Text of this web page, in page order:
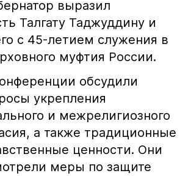
выразил
Талгату Таджуддину и
с 45-летием служения в
муфтия России.
обсудили
укрепления
и межрелигиозного
а также традиционные
ценности. Они
меры по защите